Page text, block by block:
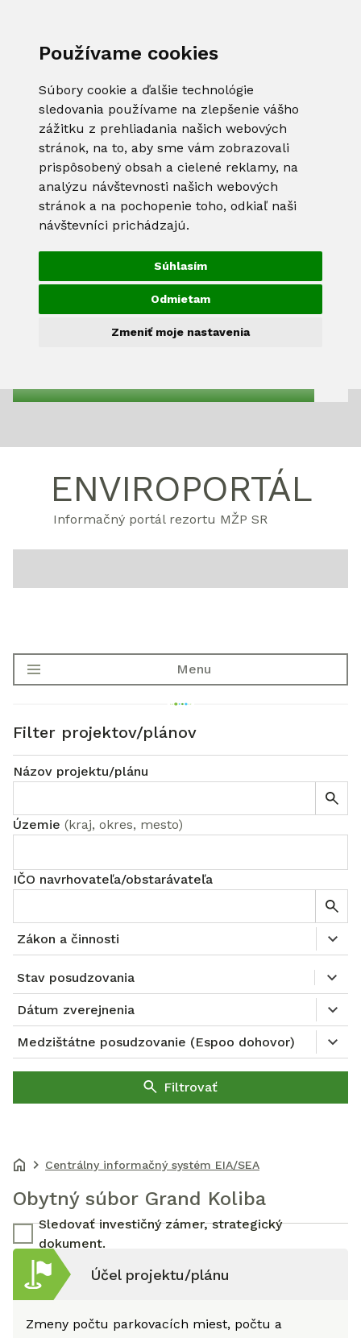
Používame cookies
Súbory cookie a ďalšie technológie
sledovania používame na zlepšenie vášho
zážitku z prehliadania našich webových
stránok, na to, aby sme vám zobrazovali
prispôsobený obsah a cielené reklamy, na
analýzu návštevnosti našich webových
stránok a na pochopenie toho, odkiaľ naši
návštevníci prichádzajú.
Súhlasím
Odmietam
Zmeniť moje nastavenia
ENVIROPORTÁL
Informačný portál rezortu MŽP SR
Menu
Filter projektov/plánov
Názov projektu/plánu
Územie (kraj, okres, mesto)
IČO navrhovateľa/obstarávateľa
Zákon a činnosti
Stav posudzovania
Dátum zverejnenia
Medzištátne posudzovanie (Espoo dohovor)
Filtrovať
Centrálny informačný systém EIA/SEA
Obytný súbor Grand Koliba
Sledovať investičný zámer, strategický
dokument.
Účel projektu/plánu
Zmeny počtu parkovacích miest, počtu a